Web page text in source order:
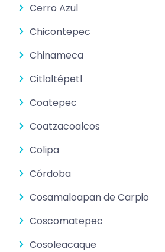
Cerro Azul
Chicontepec
Chinameca
Citlaltépetl
Coatepec
Coatzacoalcos
Colipa
Córdoba
Cosamaloapan de Carpio
Coscomatepec
Cosoleacaque